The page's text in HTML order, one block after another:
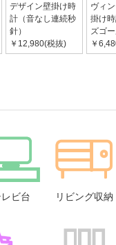
デザイン壁掛け時
計（音なし連続秒
針）
￥12,980(税抜)
ヴィ
掛け
ズゴー
￥
ビ台 リビング収納